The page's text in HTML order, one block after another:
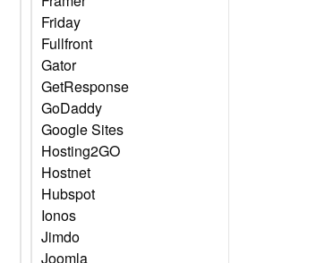
Friday
Fullfront
Gator
GetResponse
GoDaddy
Google Sites
Hosting2GO
Hostnet
Hubspot
Ionos
Jimdo
Joomla